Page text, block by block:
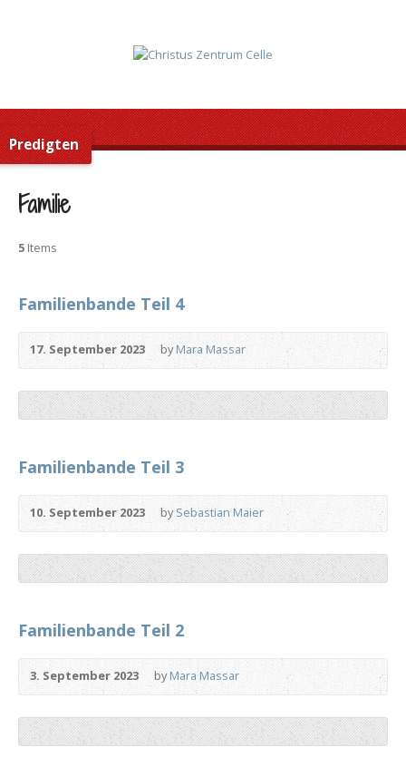
Predigten
Familie
5 Items
Familienbande Teil 4
17. September 2023 byMara Massar
Familienbande Teil 3
10. September 2023 bySebastian Maier
Familienbande Teil 2
3. September 2023 byMara Massar